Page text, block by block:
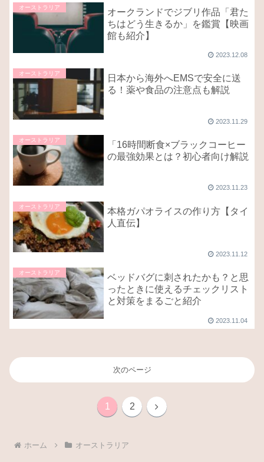
オーストラリア
オークランドでジブリ作品「君た
ちはどう生きるか」を鑑賞【映画
館も紹介】
2023.12.08
オーストラリア
日本から海外へEMSで安全に送
る！薬や食品の注意点も解説
2023.11.29
オーストラリア
「16時間断食×ブラックコーヒー
の最強効果とは？初心者向け解説
2023.11.23
オーストラリア
本格ガパオライスの作り方【タイ
人直伝】
2023.11.12
オーストラリア
ベッドバグに刺されたかも？と思
ったときに使えるチェックリスト
と対策をまるごと紹介
2023.11.04
次のページ
1 2
次
ホーム オーストラリア